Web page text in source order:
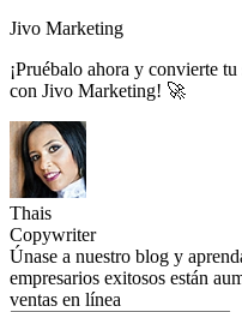
Jivo Marketing
¡Pruébalo ahora y convierte
con Jivo Marketing! 🚀
Thais
Copywriter
Únase a nuestro blog y
empresarios exitosos están
ventas en línea